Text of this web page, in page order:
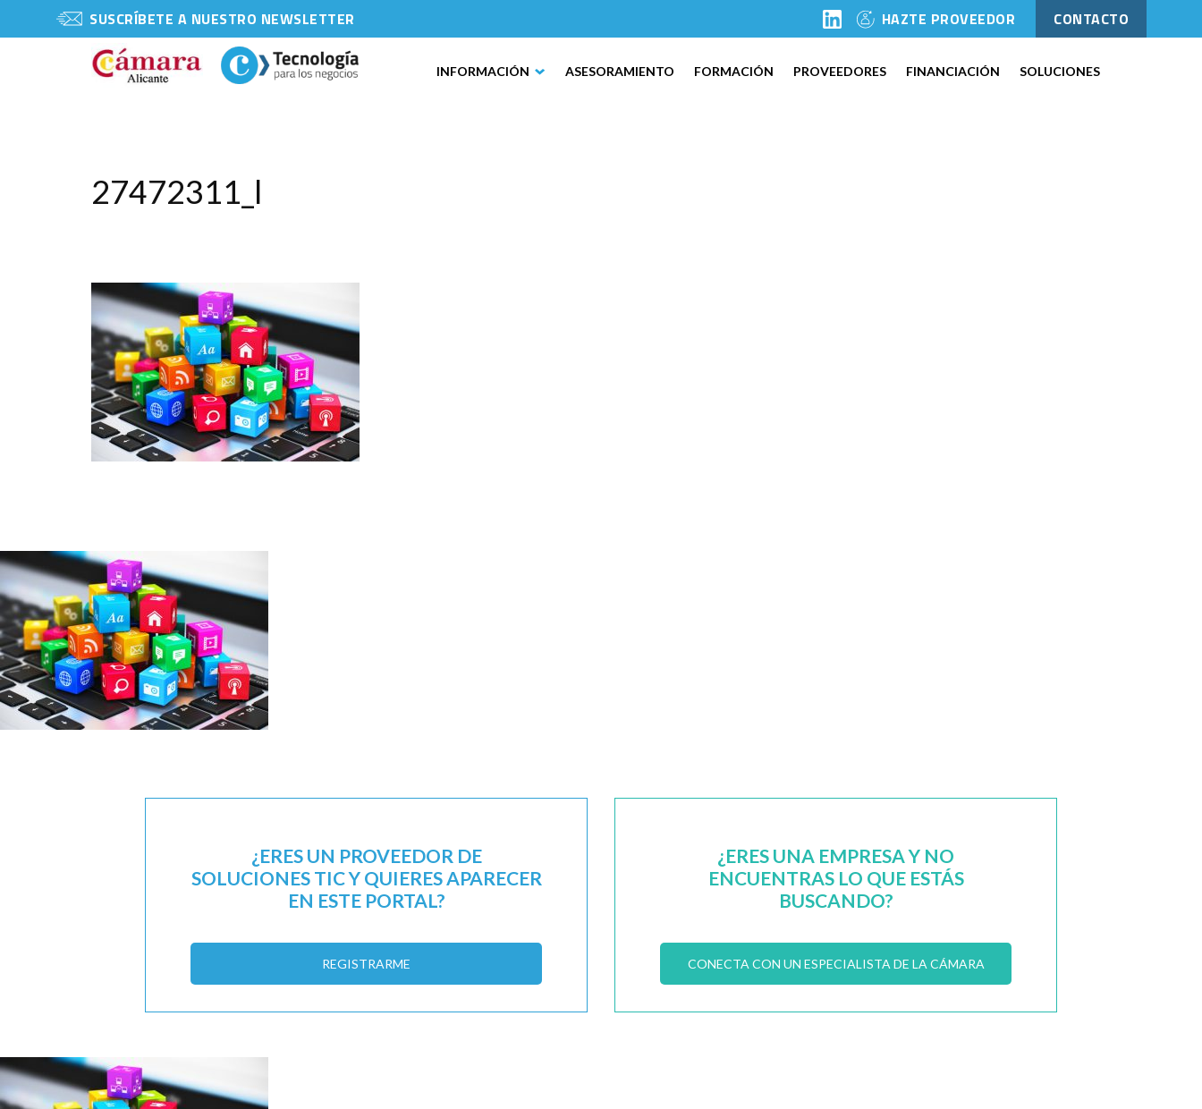
SUSCRÍBETE A NUESTRO NEWSLETTER HAZTE PROVEEDOR CONTACTO
INFORMACIÓN ASESORAMIENTO FORMACIÓN PROVEEDORES FINANCIACIÓN SOLUCIONES
27472311_l
¿ERES UN PROVEEDOR DE
SOLUCIONES TIC Y QUIERES APARECER
EN ESTE PORTAL?
REGISTRARME
¿ERES UNA EMPRESA Y NO
ENCUENTRAS LO QUE ESTÁS
BUSCANDO?
CONECTA CON UN ESPECIALISTA DE LA CÁMARA